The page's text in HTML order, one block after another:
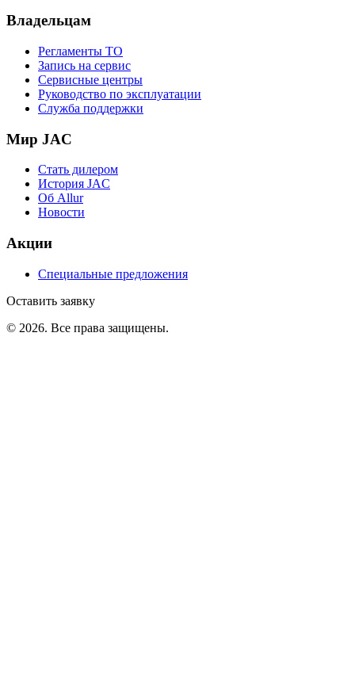
Владельцам
Регламенты ТО
Запись на сервис
Сервисные центры
Руководство по эксплуатации
Служба поддержки
Мир JAC
Стать дилером
История JAC
Об Allur
Новости
Акции
Специальные предложения
Оставить заявку
© 2026. Все права защищены.